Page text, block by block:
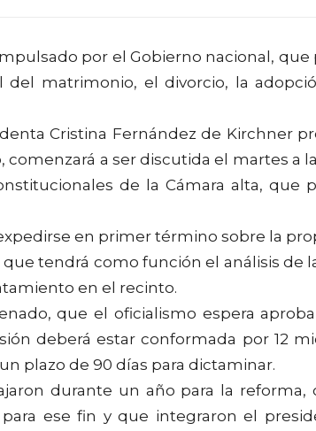
por el Gobierno nacional,
del matrimonio, el divorcio, la
Cristina Fernández de Kirchner
a ser discutida el martes a
de la Cámara alta, que
en primer término sobre la
tendrá como función el análisis de
en el recinto.
que el oficialismo espera
deberá estar conformada por 12
plazo de 90 días para dictaminar.
durante un año para la
ese fin y que integraron el